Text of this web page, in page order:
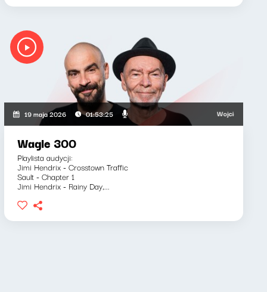
Bartosz "Fisz" Waglewski
19 maja 2026 01:53:25 Wojciech
Wagle 300
Playlista audycji:
Jimi Hendrix - Crosstown Traffic
Sault - Chapter 1
Jimi Hendrix - Rainy Day,...